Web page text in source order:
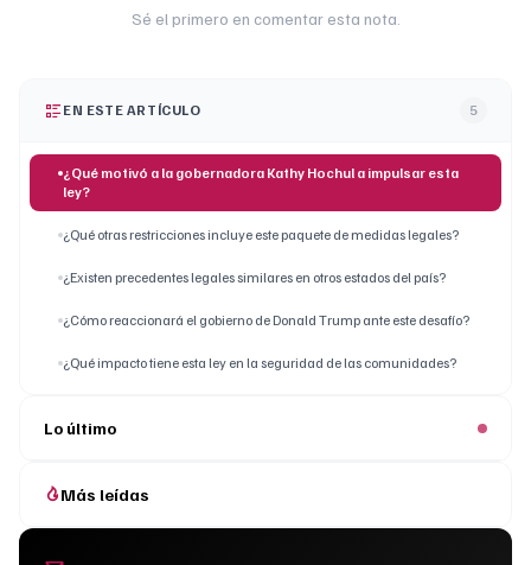
Sé el primero en comentar esta nota.
EN ESTE ARTÍCULO 5
¿Qué motivó a la gobernadora Kathy Hochul a impulsar esta
ley?
¿Qué otras restricciones incluye este paquete de medidas legales?
¿Existen precedentes legales similares en otros estados del país?
¿Cómo reaccionará el gobierno de Donald Trump ante este desafío?
¿Qué impacto tiene esta ley en la seguridad de las comunidades?
Lo último
Más leídas